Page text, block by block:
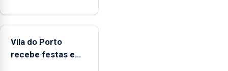
de
entre
as
de Vila do Porto
Vila do Porto
recebe festas em